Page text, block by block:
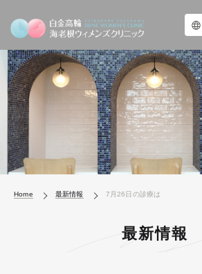
Home 最新情報 7月26日の診療は
最新情報